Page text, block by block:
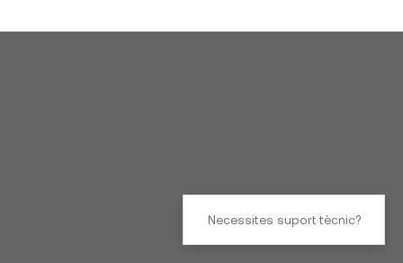
Necessites suport tècnic?